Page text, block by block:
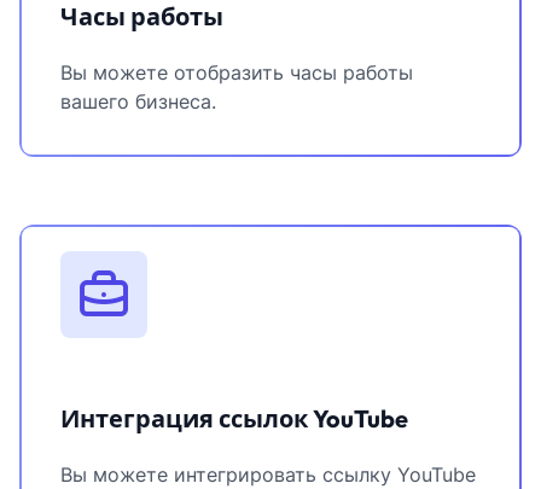
Часы работы
Вы можете отобразить часы работы
вашего бизнеса.
Интеграция ссылок YouTube
Вы можете интегрировать ссылку YouTube